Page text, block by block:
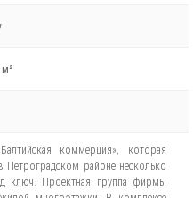
коммерция», которая
Петроградском районе несколько
ключ. Проектная группа фирмы